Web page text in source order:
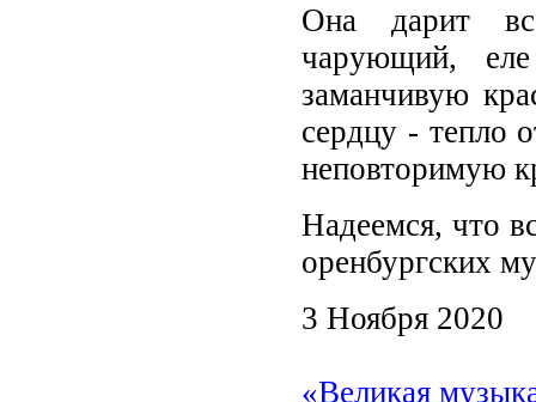
Она дарит
чарующий,
заманчивую
сердцу - тепло
неповторимую
Надеемся, что
оренбургских
3 Ноября 2020
«Великая